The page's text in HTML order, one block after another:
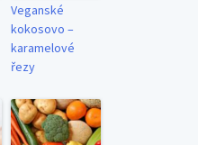
Veganské
kokosovo –
karamelové
řezy